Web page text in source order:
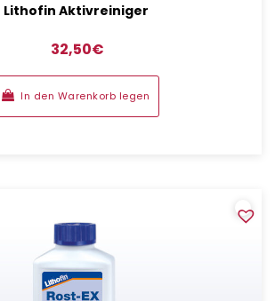
Lithofin Aktivreiniger
€
32,50
In den Warenkorb legen